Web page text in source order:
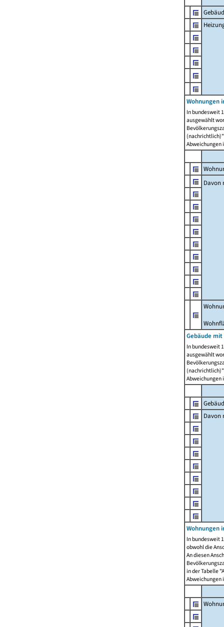
Wohnungen
In bundesweit
ausgewählt
Abweichungen
Davon
Gebäude
In bundesweit
ausgewählt
Abweichungen
Davon
Wohnungen
In bundesweit
obwohl die
An diesen
in der Tabelle
Abweichungen